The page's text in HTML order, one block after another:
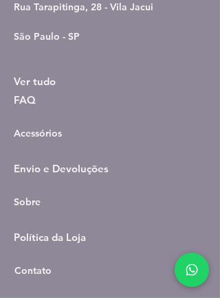
Rua Tarapitinga, 28 - Vila Jacui
São Paulo - SP
Ver tudo
FAQ
Acessórios
Envio e Devoluções
Sobre
Política da Loja
Contato